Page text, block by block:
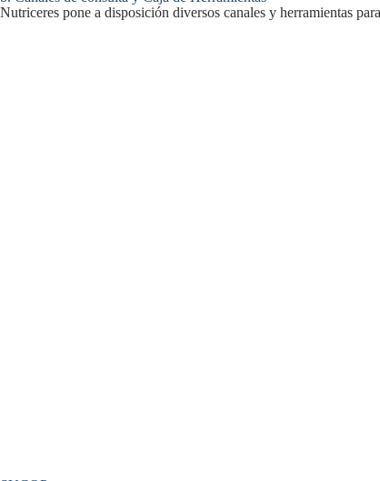
Nutriceres pone a disposición diversos canales y herramientas